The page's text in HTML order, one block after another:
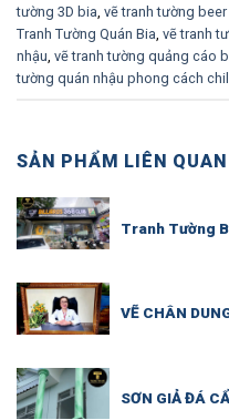
tường 3D bia, vẽ tranh tường
Tranh Tường Quán Bia, vẽ tranh
nhậu, vẽ tranh tường quảng cáo
tường quán nhậu phong cách chill
SẢN PHẨM LIÊN QUAN
Tranh Tường
VẼ CHÂN
SƠN GIẢ ĐÁ